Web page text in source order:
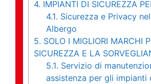
4. IMPIANTI DI SICUREZZA
4.1. Sicurezza e Privacy
Albergo
5. SOLO I MIGLIORI MARCHI
SICUREZZA E LA
5.1. Servizio di
assistenza per gli impianti